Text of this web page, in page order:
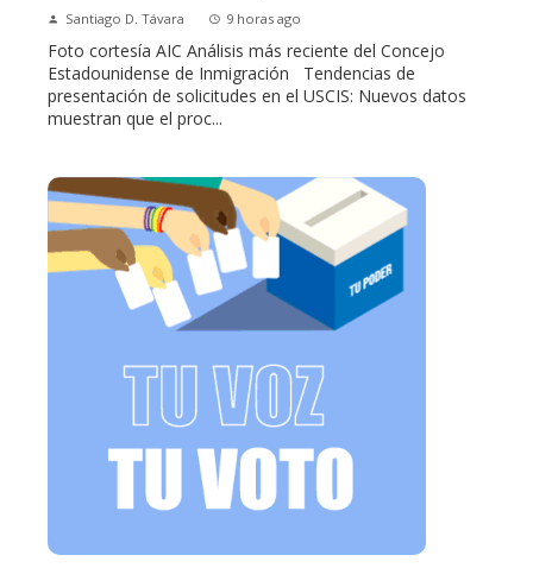
Santiago D. Távara 9 horas ago
Foto cortesía AIC Análisis más reciente del Concejo
Estadounidense de Inmigración Tendencias de
presentación de solicitudes en el USCIS: Nuevos datos
muestran que el proc...